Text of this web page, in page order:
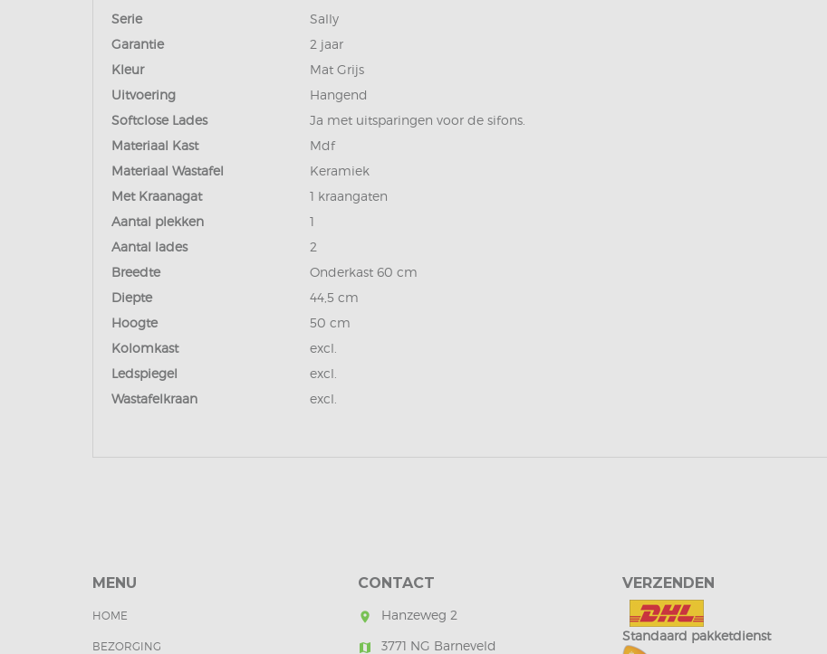
Serie
Sally
Garantie
2 jaar
Kleur
Mat Grijs
Uitvoering
Hangend
Softclose Lades
Ja met uitsparingen voor de sifons.
Materiaal Kast
Mdf
Materiaal Wastafel
Keramiek
Met Kraanagat
1 kraangaten
Aantal plekken
1
Aantal lades
2
Breedte
Onderkast 60 cm
Diepte
44,5 cm
Hoogte
50 cm
Kolomkast
excl.
Ledspiegel
excl.
Wastafelkraan
excl.
MENU
HOME
BEZORGING
CONTACT
room Hanzeweg 2
map 3771 NG Barneveld
VERZENDEN
Standaard pakketdienst